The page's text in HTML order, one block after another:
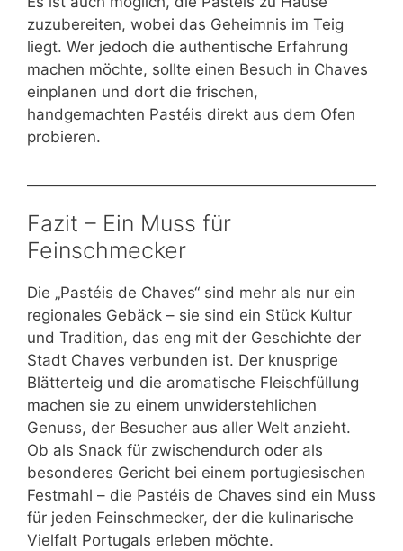
zuzubereiten, wobei das Geheimnis im Teig
liegt. Wer jedoch die authentische Erfahrung
machen möchte, sollte einen Besuch in Chaves
einplanen und dort die frischen,
handgemachten Pastéis direkt aus dem Ofen
probieren.
Fazit – Ein Muss für
Feinschmecker
Die „Pastéis de Chaves“ sind mehr als nur ein
regionales Gebäck – sie sind ein Stück Kultur
und Tradition, das eng mit der Geschichte der
Stadt Chaves verbunden ist. Der knusprige
Blätterteig und die aromatische Fleischfüllung
machen sie zu einem unwiderstehlichen
Genuss, der Besucher aus aller Welt anzieht.
Ob als Snack für zwischendurch oder als
besonderes Gericht bei einem portugiesischen
Festmahl – die Pastéis de Chaves sind ein Muss
für jeden Feinschmecker, der die kulinarische
Vielfalt Portugals erleben möchte.